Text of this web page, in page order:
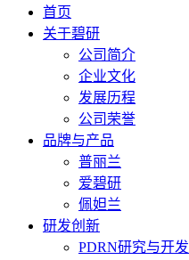
首页
关于碧研
公司简介
企业文化
发展历程
公司荣誉
品牌与产品
普丽兰
爱碧研
佩妲兰
研发创新
PDRN研究与开发